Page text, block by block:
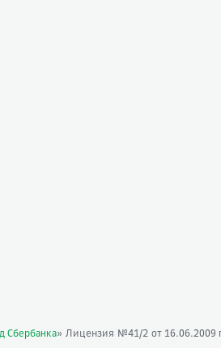
Сбербанка» Лицензия №41/2 от 16.06.2009